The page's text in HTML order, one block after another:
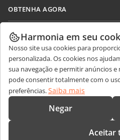
OBTENHA AGORA
Docs
DocSpace
Workspace
Conectores
Aplicativos para desktop
Aplicativos móveis
COLABORAR
Para colaboradores
Para tradutores
Para influenciadores
Vagas
RECEBA NOTÍCIAS
Blog
OBTER AJUDA
Fórum
Cursos de treinamento
CONTATE-NOS
Perguntas sobre vendas
Harmonia em seu
Nosso site usa cookies para
personalizada. Os cookies nos
sua navegação e permitir anúncios
pode consentir totalmente com o
preferências.Saiba mais
Negar
Aceitar